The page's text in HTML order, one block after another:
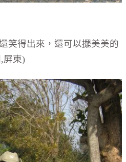
笑得出來，還可以擺美美的
)